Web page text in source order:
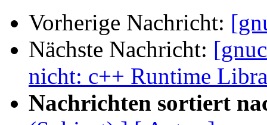
Vorherige Nachricht:
Nächste Nachricht:
nicht: c++ Runtime
Nachrichten sortiert